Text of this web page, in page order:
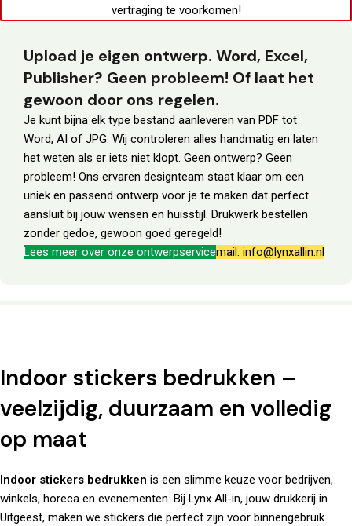
vertraging te voorkomen!
Upload je eigen ontwerp. Word, Excel,
Publisher? Geen probleem! Of laat het
gewoon door ons regelen.
Je kunt bijna elk type bestand aanleveren van PDF tot
Word, AI of JPG. Wij controleren alles handmatig en laten
het weten als er iets niet klopt. Geen ontwerp? Geen
probleem! Ons ervaren designteam staat klaar om een
uniek en passend ontwerp voor je te maken dat perfect
aansluit bij jouw wensen en huisstijl. Drukwerk bestellen
zonder gedoe, gewoon goed geregeld!
Lees meer over onze ontwerpservicemail: info@lynxallin.nl
Indoor stickers bedrukken –
veelzijdig, duurzaam en volledig
op maat
Indoor stickers bedrukken is een slimme keuze voor bedrijven,
winkels, horeca en evenementen. Bij Lynx All-in, jouw drukkerij in
Uitgeest, maken we stickers die perfect zijn voor binnengebruik.